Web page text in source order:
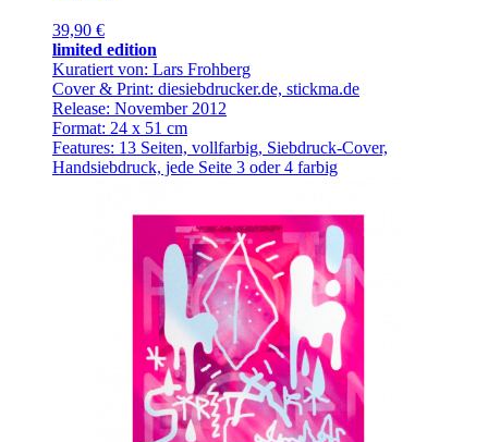
39,90 €
limited edition
Kuratiert von: Lars Frohberg
Cover & Print: diesiebdrucker.de, stickma.de
Release: November 2012
Format: 24 x 51 cm
Features: 13 Seiten, vollfarbig, Siebdruck-Cover,
Handsiebdruck, jede Seite 3 oder 4 farbig